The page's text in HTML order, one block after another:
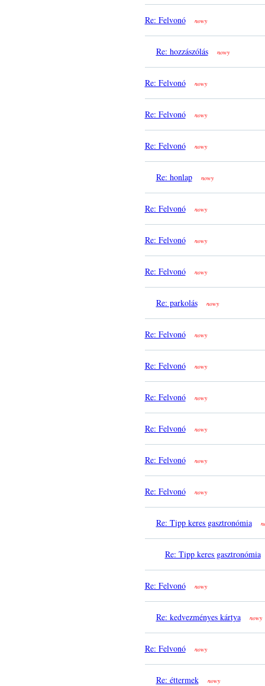
Re: Felvonó nowy
Re: hozzászólás nowy
Re: Felvonó nowy
Re: Felvonó nowy
Re: Felvonó nowy
Re: honlap nowy
Re: Felvonó nowy
Re: Felvonó nowy
Re: Felvonó nowy
Re: parkolás nowy
Re: Felvonó nowy
Re: Felvonó nowy
Re: Felvonó nowy
Re: Felvonó nowy
Re: Felvonó nowy
Re: Felvonó nowy
Re: Tipp keres gasztronómia
Re: Tipp keres gasztronómia
Re: Felvonó nowy
Re: kedvezményes kártya nowy
Re: Felvonó nowy
Re: éttermek nowy